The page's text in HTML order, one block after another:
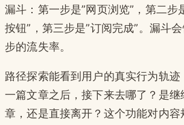
漏斗：第一步是”网页浏览”，第二步
按钮”，第三步是”订阅完成”。漏斗
步的流失率。
路径探索能看到用户的真实行为轨
一篇文章之后，接下来去哪了？是继
章，还是直接离开？这个功能对内容